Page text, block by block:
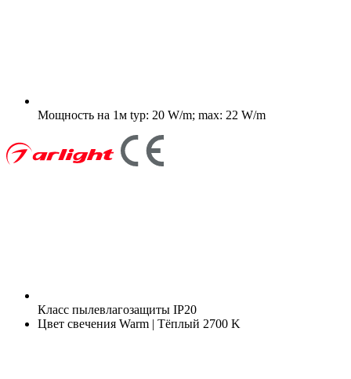
Мощность на 1м typ: 20 W/m; max: 22 W/m
Класс пылевлагозащиты IP20
Цвет свечения Warm | Тёплый 2700 K